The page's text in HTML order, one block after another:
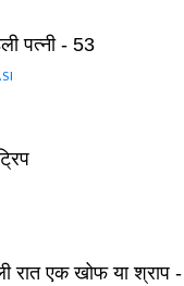
पत्नी - 53
रात एक खोफ या श्राप